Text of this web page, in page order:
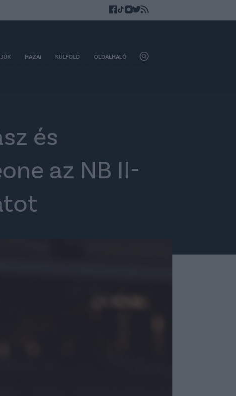
HAZAI KÜLFÖLD OLDALHÁLÓ
és
az NB II-